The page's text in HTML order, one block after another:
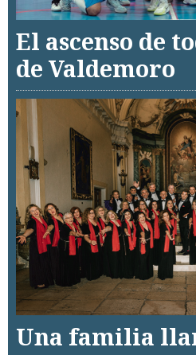
El ascenso de
de Valdemoro
Una familia